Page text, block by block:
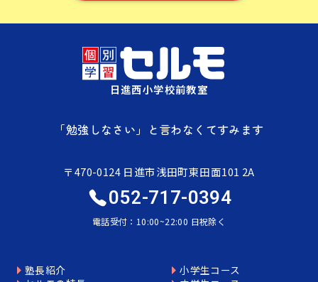
日進西小学校前教室
「勉強しなさい」と言わなくてすみます
〒470-0124 日進市浅田町東田面101 2A
052-717-0394
電話受付：10:00~22:00 日祝除く
塾長紹介
小学生コース